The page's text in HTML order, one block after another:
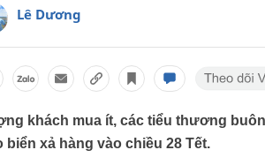
Lê Dương
khách mua ít, các tiểu thương
biển xả hàng vào chiều 28 Tết.